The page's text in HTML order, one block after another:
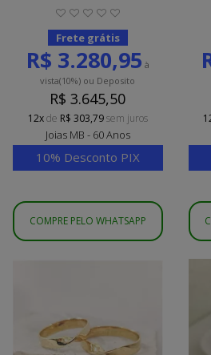
Frete grátis
R$ 3.280,95 à
vista(10%) ou Deposito
R$ 3.645,50
12xde R$ 303,79sem juros
Joias MB - 60 Anos
10% Desconto PIX
COMPRE PELO WHATSAPP